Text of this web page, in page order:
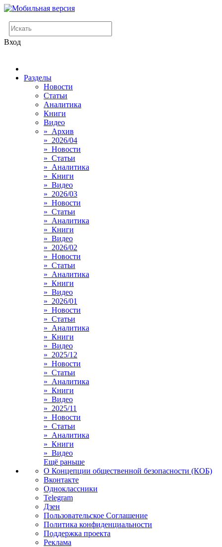
Вход
Разделы
Новости
Статьи
Аналитика
Книги
Видео
» Архив
» 2026/04
» Новости
» Статьи
» Аналитика
» Книги
» Видео
» 2026/03
» Новости
» Статьи
» Аналитика
» Книги
» Видео
» 2026/02
» Новости
» Статьи
» Аналитика
» Книги
» Видео
» 2026/01
» Новости
» Статьи
» Аналитика
» Книги
» Видео
» 2025/12
» Новости
» Статьи
» Аналитика
» Книги
» Видео
» 2025/11
» Новости
» Статьи
» Аналитика
» Книги
» Видео
Ещё раньше
О Концепции общественной безопасности (КОБ)
Вконтакте
Одноклассники
Telegram
Дзен
Пользовательское Соглашение
Политика конфиденциальности
Поддержка проекта
Реклама